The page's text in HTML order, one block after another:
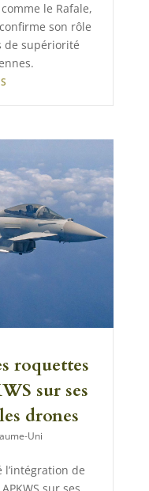
le Rafale,
son rôle
de supériorité
roquettes
sur ses
drones
Uni
l’intégration de
sur ses